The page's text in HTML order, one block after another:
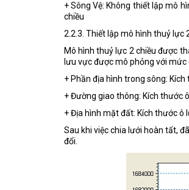
+ Sông Vệ: Không thiết lập mô
chiều
2.2.3. Thiết lập mô hình thuỷ lực
Mô hình thuỷ lực 2 chiều được
lưu vực được mô phỏng với
+ Phần địa hình trong sông:
+ Đường giao thông: Kích thước
+ Địa hình mặt đất: Kích thước ô
Sau khi việc chia lưới hoàn tất,
đổi.